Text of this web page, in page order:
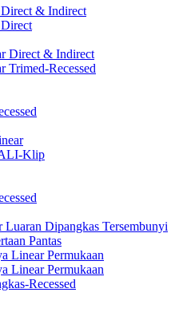
& Indirect
Direct & Indirect
Trimed-Recessed
Klip
Dipangkas Tersembunyi
Pantas
Linear Permukaan
Linear Permukaan
Recessed